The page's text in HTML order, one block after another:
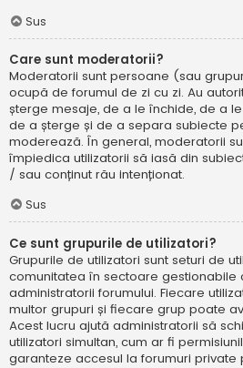
Sus
Care sunt moderatorii?
Moderatorii sunt persoane (sau
ocupă de forumul de zi cu zi. Au
șterge mesaje, de a le închide, de a
de a șterge și de a separa subiecte
moderează. În general, moderatorii
împiedica utilizatorii să iasă din
/ sau conținut rău intenționat.
Sus
Ce sunt grupurile de utilizatori?
Grupurile de utilizatori sunt seturi de
comunitatea în sectoare gestionabile
administratorii forumului. Fiecare
multor grupuri și fiecare grup poate
Acest lucru ajută administratorii să
utilizatori simultan, cum ar fi
garanteze accesul la forumuri private